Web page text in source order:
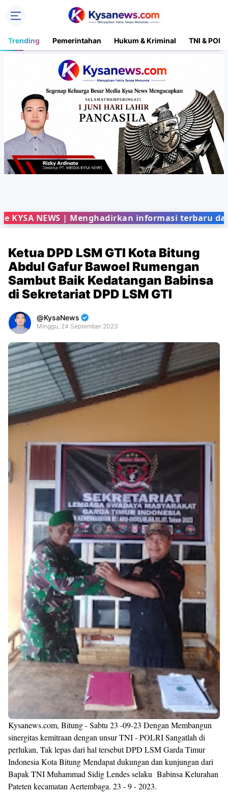
Trending Pemerintahan Hukum & Kriminal TNI &
| Menghadirkan informasi terbaru dari
Ketua DPD LSM GTI Kota Bitung
Abdul Gafur Bawoel Rumengan
Sambut Baik Kedatangan Babinsa
di Sekretariat DPD LSM GTI
KysaNews
Minggu, 24 September 2023
Premium
By
Raushan
Design
With
Shroff
Templates
Kysanews.com, Bitung - Sabtu 23 -09-23 Dengan Membangun
sinergitas kemitraan dengan unsur TNI - POLRI Sangatlah di
perlukan, Tak lepas dari hal tersebut DPD LSM Garda Timur
Indonesia Kota Bitung Mendapat dukungan dan kunjungan dari
Bapak TNI Muhammad Sidig Lendes selaku Babinsa Kelurahan
Pateten kecamatan Aertembaga. 23 - 9 - 2023.